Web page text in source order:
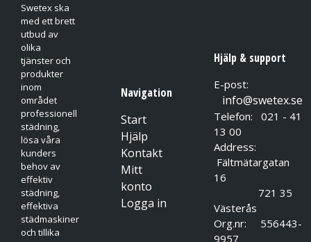
Swetex ska
med ett brett
utbud av
olika
tjänster och
produkter
inom
området
professionell
städning,
lösa våra
kunders
behov av
effektiv
städning,
effektiva
städmaskiner
och tillika
Navigation
Start
Hjälp
Kontakt
Mitt
konto
Logga in
Hjälp & support
E-post:
info@swetex.se
Telefon: 021 - 41
13 00
Address:
Fältmätargatan
16
721 35
Västerås
Org.nr: 556443-
9957